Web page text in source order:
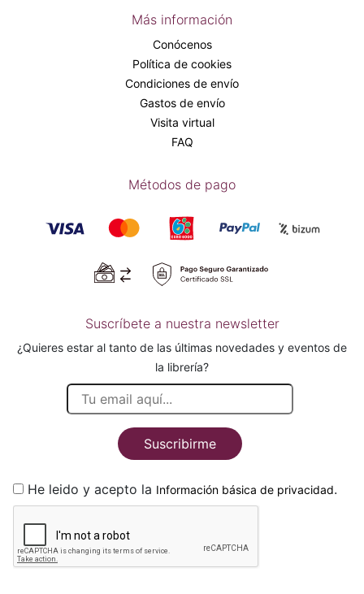
Más información
Conócenos
Política de cookies
Condiciones de envío
Gastos de envío
Visita virtual
FAQ
Métodos de pago
Suscríbete a nuestra newsletter
¿Quieres estar al tanto de las últimas novedades y eventos de
la librería?
Suscribirme
He leido y acepto la Información básica de privacidad.